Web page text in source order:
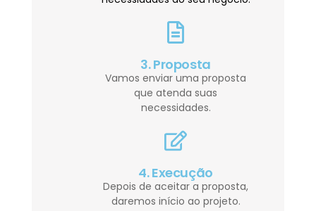
3. Proposta
Vamos enviar uma proposta
que atenda suas
necessidades.
4. Execução
Depois de aceitar a proposta,
daremos início ao projeto.